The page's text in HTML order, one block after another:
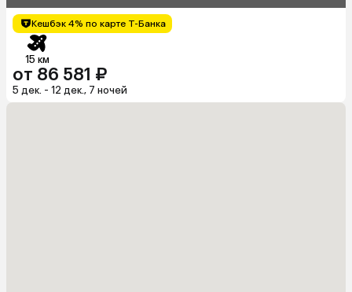
Кешбэк 4% по карте Т-Банка
15 км
от 86 581 ₽
5 дек. - 12 дек., 7 ночей